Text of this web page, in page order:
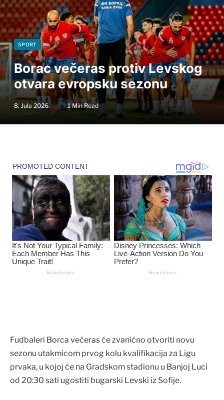
SPORT
Borac večeras protiv Levskog
otvara evropsku sezonu
8. Jula 2026. 1 Min Read
Fudbaleri Borca večeras će zvanično otvoriti novu
sezonu utakmicom prvog kolu kvalifikacija za Ligu
prvaka, u kojoj će na Gradskom stadionu u Banjoj Luci
od 20:30 sati ugostiti bugarski Levski iz Sofije.